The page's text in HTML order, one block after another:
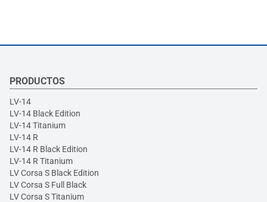
PRODUCTOS
LV-14
LV-14 Black Edition
LV-14 Titanium
LV-14 R
LV-14 R Black Edition
LV-14 R Titanium
LV Corsa S Black Edition
LV Corsa S Full Black
LV Corsa S Titanium